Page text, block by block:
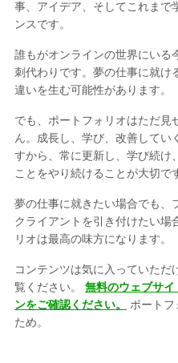
事、アイデア、そしてこれまで
ンスです。
誰もがオンラインの世界にいる
刺代わりです。夢の仕事に就け
違いを生む可能性があります。
でも、ポートフォリオはただ
ん。成長し、学び、改善して
すから、常に更新し、学び続け
ことをやり続けることが大切で
夢の仕事に就きたい場合でも、
クライアントを引き付けたい場
リオは最高の味方になります。
コンテンツは気に入っていた
覧ください。 無料のウェブサ
ンをご確認ください。
ポート
ため。